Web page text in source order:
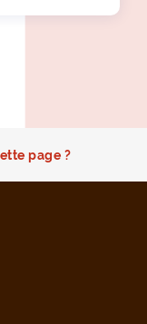
page ?